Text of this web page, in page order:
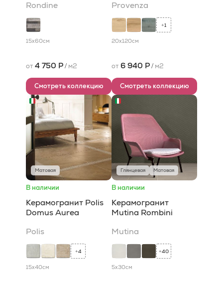
Rondine
15x60см
от 4 750 Р/ м2
Смотреть коллекцию
Provenza
+1
20x120см
от 6 940 Р/ м2
Смотреть коллекцию
Матовая
В наличии
Керамогранит Polis
Domus Aurea
Polis
+4
15x40см
Глянцевая Матовая
В наличии
Керамогранит
Mutina Rombini
Mutina
+40
5x30см